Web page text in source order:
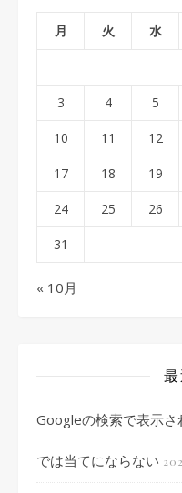
月 火 水
3 4 5
10 11 12
17 18 19
24 25 26
31
« 10月
Googleの検索で表示
では当てにならない